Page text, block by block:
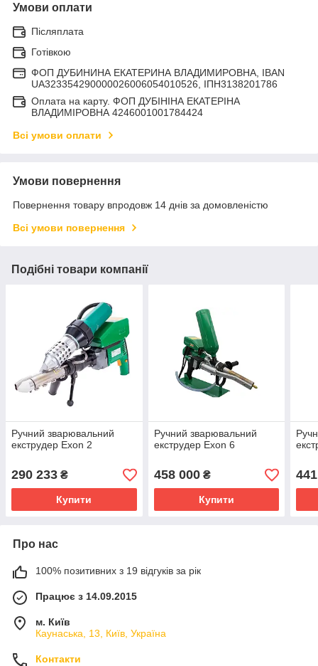
Умови оплати
Післяплата
Готівкою
ФОП ДУБИНИНА ЕКАТЕРИНА ВЛАДИМИРОВНА, IBAN
UA323354290000026006054010526, ІПН3138201786
Оплата на карту. ФОП ДУБІНІНА ЕКАТЕРІНА
ВЛАДИМІРОВНА 4246001001784424
Всі умови оплати
Умови повернення
Повернення товару впродовж 14 днів за домовленістю
Всі умови повернення
Подібні товари компанії
Ручний зварювальний
екструдер Exon 2
290 233 ₴
Купити
Ручний зварювальний
екструдер Exon 6
458 000₴
Купити
Про нас
100% позитивних з 19 відгуків за рік
Працює з 14.09.2015
м. Київ
Каунаська, 13, Київ, Україна
Контакти